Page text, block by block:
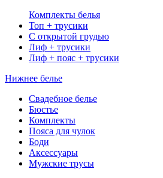
Комплекты белья
Топ + трусики
С открытой грудью
Лиф + трусики
Лиф + пояс + трусики
Нижнее белье
Свадебное белье
Бюстье
Комплекты
Пояса для чулок
Боди
Аксессуары
Мужские трусы